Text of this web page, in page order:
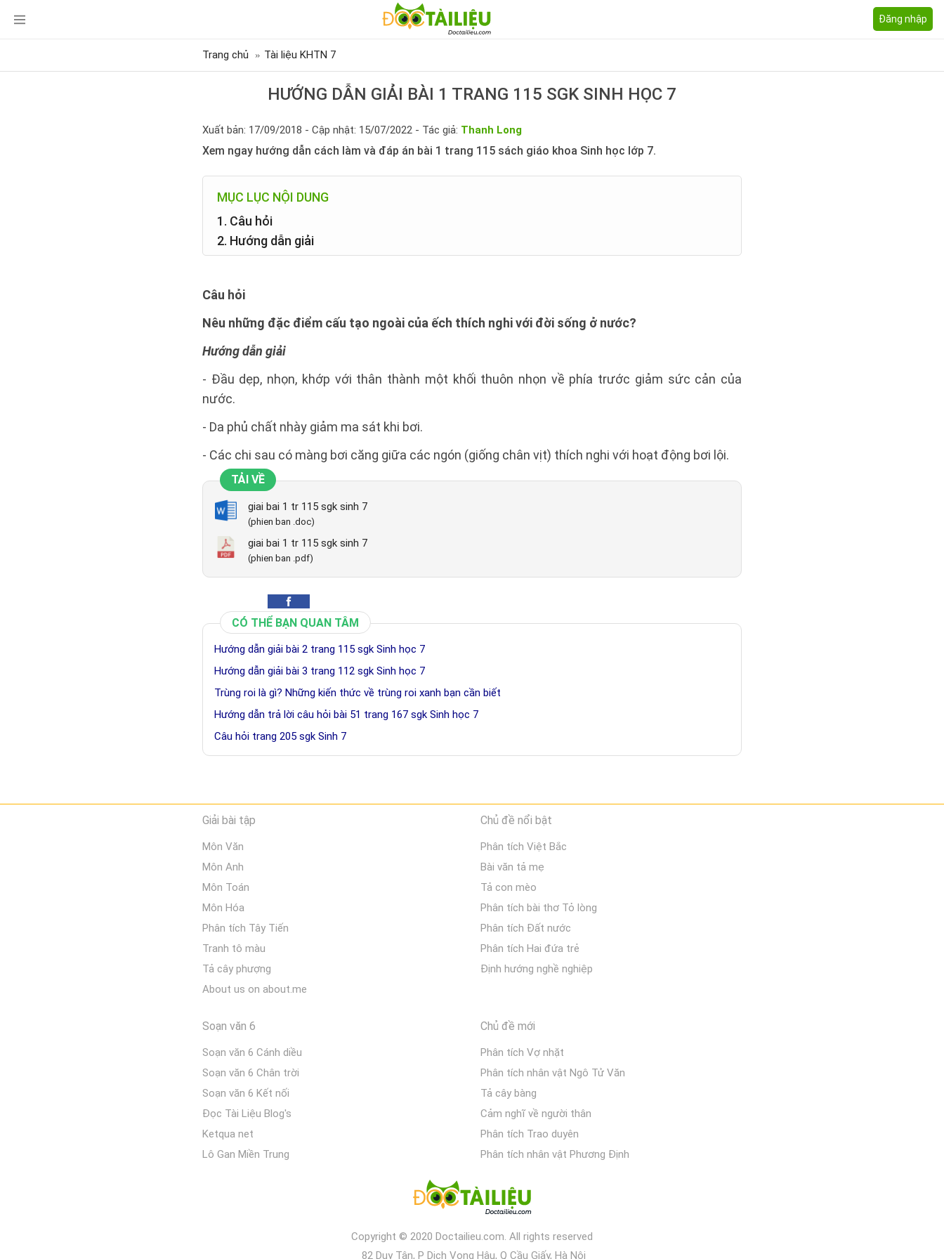
Đăng nhập
Trang chủ Tài liệu KHTN 7
HƯỚNG DẪN GIẢI BÀI 1 TRANG 115 SGK SINH HỌC 7
Xuất bản: 17/09/2018 - Cập nhật: 15/07/2022 - Tác giả: Thanh Long
Xem ngay hướng dẫn cách làm và đáp án bài 1 trang 115 sách giáo khoa Sinh học lớp 7.
MỤC LỤC NỘI DUNG
1. Câu hỏi
2. Hướng dẫn giải
Câu hỏi
Nêu những đặc điểm cấu tạo ngoài của ếch thích nghi với đời sống ở nước?
Hướng dẫn giải
- Đầu dẹp, nhọn, khớp với thân thành một khối thuôn nhọn về phía trước giảm sức cản của
nước.
- Da phủ chất nhày giảm ma sát khi bơi.
- Các chi sau có màng bơi căng giữa các ngón (giống chân vịt) thích nghi với hoạt động bơi lội.
TẢI VỀ
giai bai 1 tr 115 sgk sinh 7
(phien ban .doc)
giai bai 1 tr 115 sgk sinh 7
(phien ban .pdf)
CÓ THỂ BẠN QUAN TÂM
Hướng dẫn giải bài 2 trang 115 sgk Sinh học 7
Hướng dẫn giải bài 3 trang 112 sgk Sinh học 7
Trùng roi là gì? Những kiến thức về trùng roi xanh bạn cần biết
Hướng dẫn trả lời câu hỏi bài 51 trang 167 sgk Sinh học 7
Câu hỏi trang 205 sgk Sinh 7
Giải bài tập
Môn Văn
Môn Anh
Môn Toán
Môn Hóa
Phân tích Tây Tiến
Tranh tô màu
Tả cây phượng
About us on about.me
Chủ đề nổi bật
Phân tích Việt Bắc
Bài văn tả mẹ
Tả con mèo
Phân tích bài thơ Tỏ lòng
Phân tích Đất nước
Phân tích Hai đứa trẻ
Định hướng nghề nghiệp
Soạn văn 6
Soạn văn 6 Cánh diều
Soạn văn 6 Chân trời
Soạn văn 6 Kết nối
Đọc Tài Liệu Blog's
Ketqua net
Lô Gan Miền Trung
Chủ đề mới
Phân tích Vợ nhặt
Phân tích nhân vật Ngô Tử Văn
Tả cây bàng
Cảm nghĩ về người thân
Phân tích Trao duyên
Phân tích nhân vật Phương Định
Copyright © 2020 Doctailieu.com. All rights reserved
82 Duy Tân, P Dịch Vọng Hậu, Q Cầu Giấy, Hà Nội